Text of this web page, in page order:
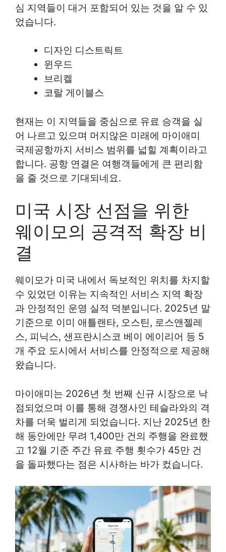
심 지역들이 대거 포함되어 있는 것을 알 수 있
었습니다.
디자인 디스트릭트
윈우드
브리켈
코랄 게이블스
현재는 이 지역들을 중심으로 유료 승객을 실
어 나르고 있으며 머지않은 미래에 마이애미
국제공항까지 서비스 범위를 넓힐 계획이라고
합니다. 공항 연결은 여행객들에게 큰 편리함
을 줄 것으로 기대되네요.
미국 시장 선점을 위한
웨이모의 공격적 확장 비
결
웨이모가 미국 내에서 독보적인 위치를 차지할
수 있었던 이유는 지속적인 서비스 지역 확장
과 안정적인 운영 실적 덕분입니다. 2025년 말
기준으로 이미 애틀랜타, 오스틴, 로스앤젤레
스, 피닉스, 샌프란시스코 베이 에이리어 등 5
개 주요 도시에서 서비스를 안정적으로 제공해
왔습니다.
마이애미는 2026년 첫 번째 신규 시장으로 낙
점되었으며 이를 통해 경쟁사인 테슬라와의 격
차를 더욱 벌리게 되었습니다. 지난 2025년 한
해 동안에만 무려 1,400만 건의 주행을 완료했
고 12월 기준 주간 유료 주행 횟수가 45만 건
을 돌파했다는 점은 시사하는 바가 컸습니다.